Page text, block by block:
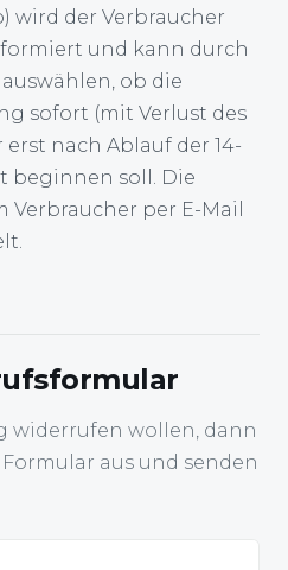
wird der Verbraucher
und kann durch
ob die
sofort (mit Verlust des
nach Ablauf der 14-
beginnen soll. Die
per E-Mail
widerrufen wollen, dann
aus und senden